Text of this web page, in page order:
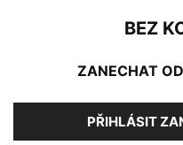
BEZ
ZANECHAT
PŘIHLÁSIT